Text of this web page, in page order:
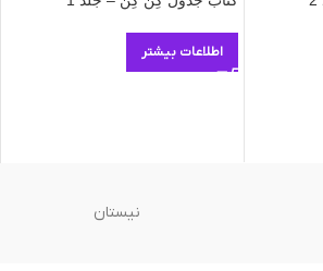
اطلاعات بیشتر
نیستان